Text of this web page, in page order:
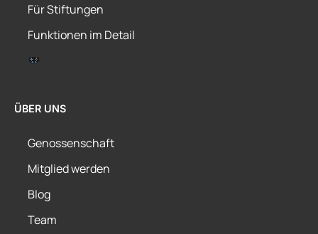
Für Stiftungen
Funktionen im Detail
ÜBER UNS
Genossenschaft
Mitglied werden
Blog
Team